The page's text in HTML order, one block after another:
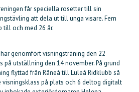
får speciella rosetter till sin
att dela ut till unga visare. Fem
till och med 26 år.
har genomfört visningsträning den 22
på utställning den 14 november. På grund
flyttad från Råneå till Luleå Ridklubb så
på plats och 6 deltog digitalt